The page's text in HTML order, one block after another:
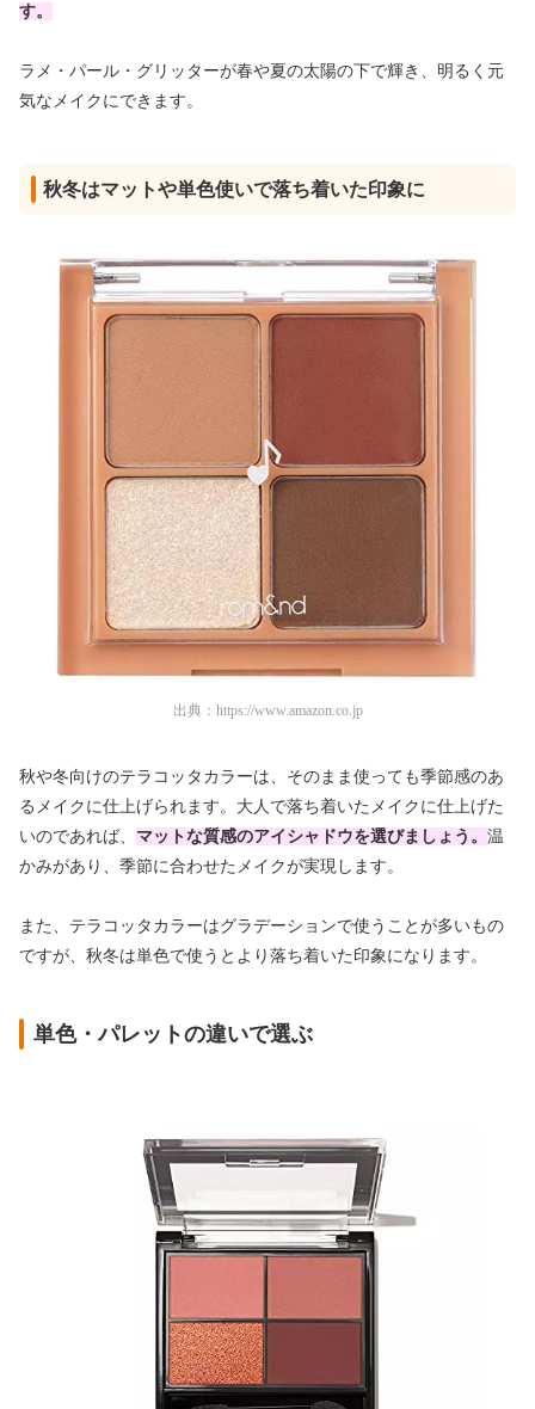
す。
ラメ・パール・グリッターが春や夏の太陽の下で輝き、明るく元
気なメイクにできます。
秋冬はマットや単色使いで落ち着いた印象に
出典： https://www.amazon.co.jp
秋や冬向けのテラコッタカラーは、そのまま使っても季節感のあ
るメイクに仕上げられます。大人で落ち着いたメイクに仕上げた
いのであれば、 マットな質感のアイシャドウを選びましょう。 温
かみがあり、季節に合わせたメイクが実現します。
また、テラコッタカラーはグラデーションで使うことが多いもの
ですが、秋冬は単色で使うとより落ち着いた印象になります。
単色・パレットの違いで選ぶ